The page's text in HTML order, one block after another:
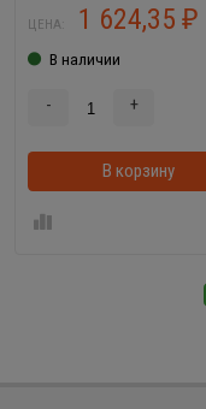
ЦЕНА: 1 624,35 ₽
В наличии
- +
В корзину